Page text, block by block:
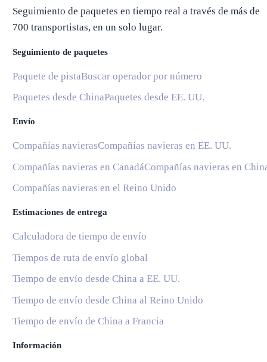
Seguimiento de paquetes en tiempo real a través de más de
700 transportistas, en un solo lugar.
Seguimiento de paquetes
Paquete de pistaBuscar operador por número
Paquetes desde ChinaPaquetes desde EE. UU.
Envío
Compañías navierasCompañías navieras en EE. UU.
Compañías navieras en CanadáCompañías navieras en
Compañías navieras en el Reino Unido
Estimaciones de entrega
Calculadora de tiempo de envío
Tiempos de ruta de envío global
Tiempo de envío desde China a EE. UU.
Tiempo de envío desde China al Reino Unido
Tiempo de envío de China a Francia
Información